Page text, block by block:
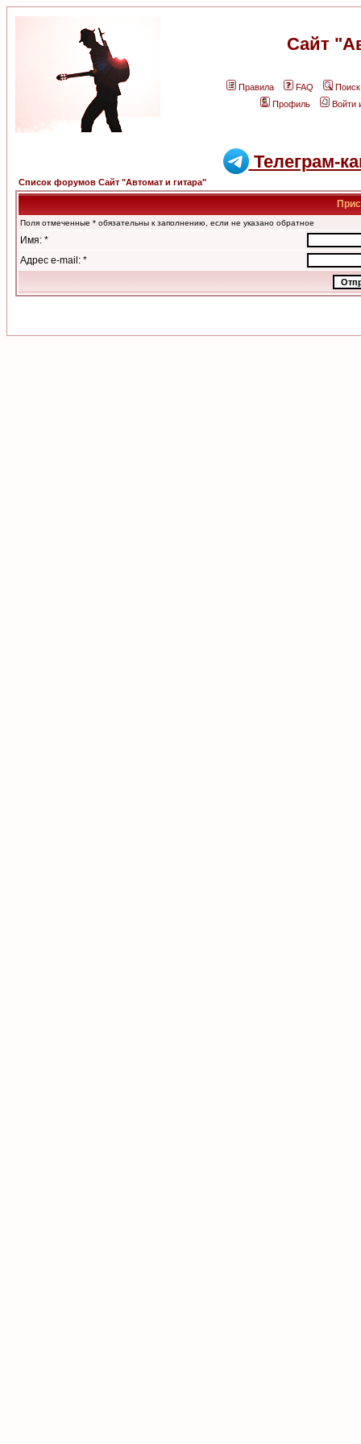
Сайт
Правила FAQ
Поиск
Профиль
Войти
Телеграм-
Список форумов Сайт "Автомат и гитара"
Поля отмеченные * обязательны к заполнению, если не указано обратное
Имя: *
Адрес e-mail: *